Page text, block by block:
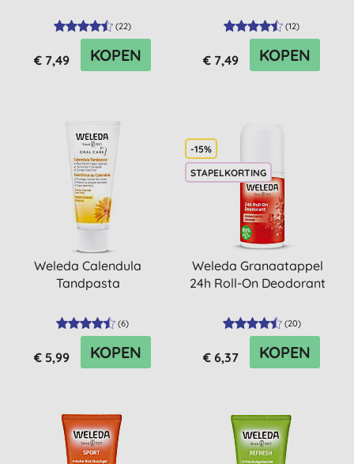
(22)
€ 7,49 KOPEN
(12)
€ 7,49 KOPEN
Weleda Calendula
Tandpasta
(6)
€ 5,99 KOPEN
-15%
STAPELKORTING
Weleda Granaatappel
24h Roll-On Deodorant
(20)
€ 6,37 KOPEN